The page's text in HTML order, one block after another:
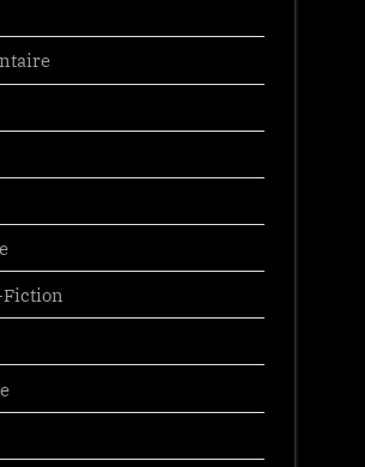
Fiction